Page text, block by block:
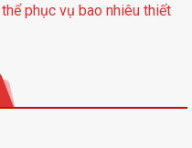
phục vụ bao nhiêu thiết